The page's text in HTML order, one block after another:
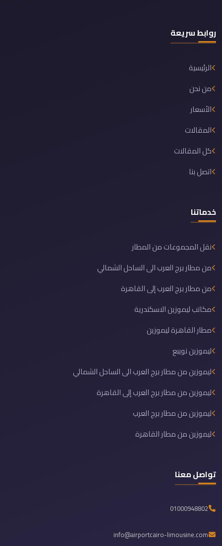
روابط سريعة
الرئيسية
من نحن
الأسعار
المقالات
كل المقالات
اتصل بنا
خدماتنا
نقل المجموعات من المطار
من مطار برج العرب الى الساحل الشمالي
من مطار برج العرب إلى القاهرة
مكاتب ليموزين الاسكندرية
مطار القاهرة ليموزين
ليموزين نويبع
ليموزين من مطار برج العرب الى الساحل الشمالي
ليموزين من مطار برج العرب إلى القاهرة
ليموزين من مطار برج العرب
ليموزين من مطار القاهرة
تواصل معنا
01000948802
info@airportcairo-limousine.com